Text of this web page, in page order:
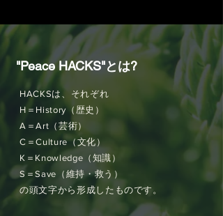
"Peace HACKS"とは?
HACKSは、それぞれ
H＝History（歴史）
A＝Art（芸術）
C＝Culture（文化）
K＝Knowledge（知識）
S＝Save（維持・救う）
の頭文字から形成したものです。